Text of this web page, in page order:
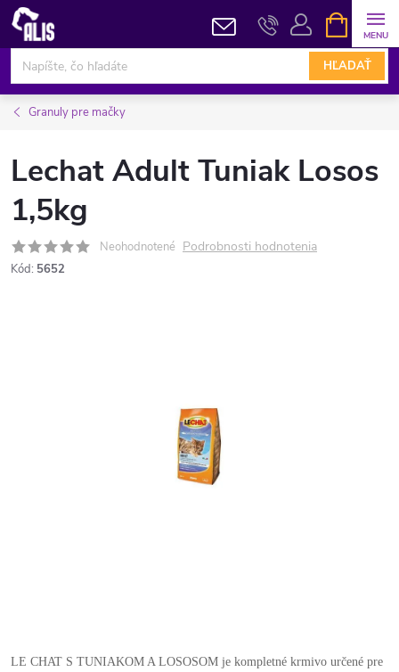
Prejsť
obsah
HĽADAŤ
KOŠÍK
Granuly pre mačky
Lechat Adult Tuniak Losos
1,5kg
Neohodnotené Podrobnosti hodnotenia
Kód: 5652
LE CHAT S TUNIAKOM A LOSOSOM je kompletné krmivo určené pre